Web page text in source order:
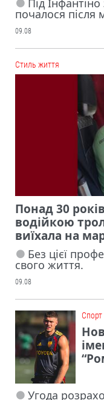
Під
почалося
09.08
Cтиль життя
Понад 30
водійкою
виїхала на
Без цієї
свого життя.
09.08
Cпорт
Угода